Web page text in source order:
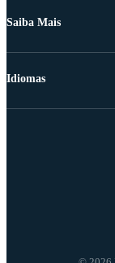
Saiba Mais
Idiomas